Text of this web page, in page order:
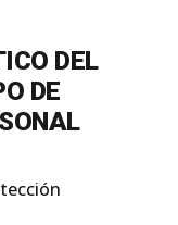
DEL
DE